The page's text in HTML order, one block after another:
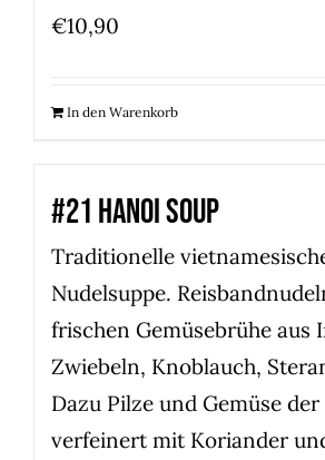
€10,90
In den Warenkorb
#21 HANOI SOUP
Traditionelle
Nudelsuppe.
frischen Gemüsebrühe aus
Zwiebeln, Knoblauch,
Dazu Pilze und Gemüse der
verfeinert mit Koriander